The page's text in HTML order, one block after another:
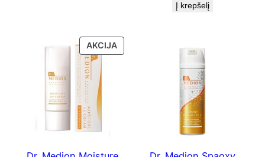
Į krepšelį
AKCIJA
SU